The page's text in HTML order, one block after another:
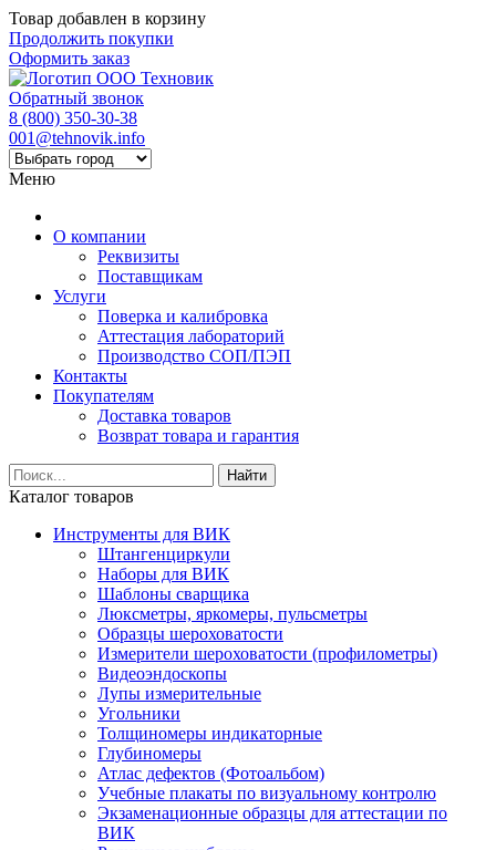
Товар добавлен в корзину
Продолжить покупки
Оформить заказ
Обратный звонок
8 (800) 350-30-38
001@tehnovik.info
Меню
О компании
Реквизиты
Поставщикам
Услуги
Поверка и калибровка
Аттестация лабораторий
Производство СОП/ПЭП
Контакты
Покупателям
Доставка товаров
Возврат товара и гарантия
Найти
Каталог товаров
Инструменты для ВИК
Штангенциркули
Наборы для ВИК
Шаблоны сварщика
Люксметры, яркомеры, пульсметры
Образцы шероховатости
Измерители шероховатости (профилометры)
Видеоэндоскопы
Лупы измерительные
Угольники
Толщиномеры индикаторные
Глубиномеры
Атлас дефектов (Фотоальбом)
Учебные плакаты по визуальному контролю
Экзаменационные образцы для аттестации по
ВИК